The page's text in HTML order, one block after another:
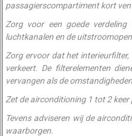
passagierscompartiment kort
Zorg voor een goede
luchtkanalen en de
Zorg ervoor dat het
verkeert. De filterelementen
vervangen als de
Zet de airconditioning 1 tot 2
Tevens adviseren wij de
waarborgen.